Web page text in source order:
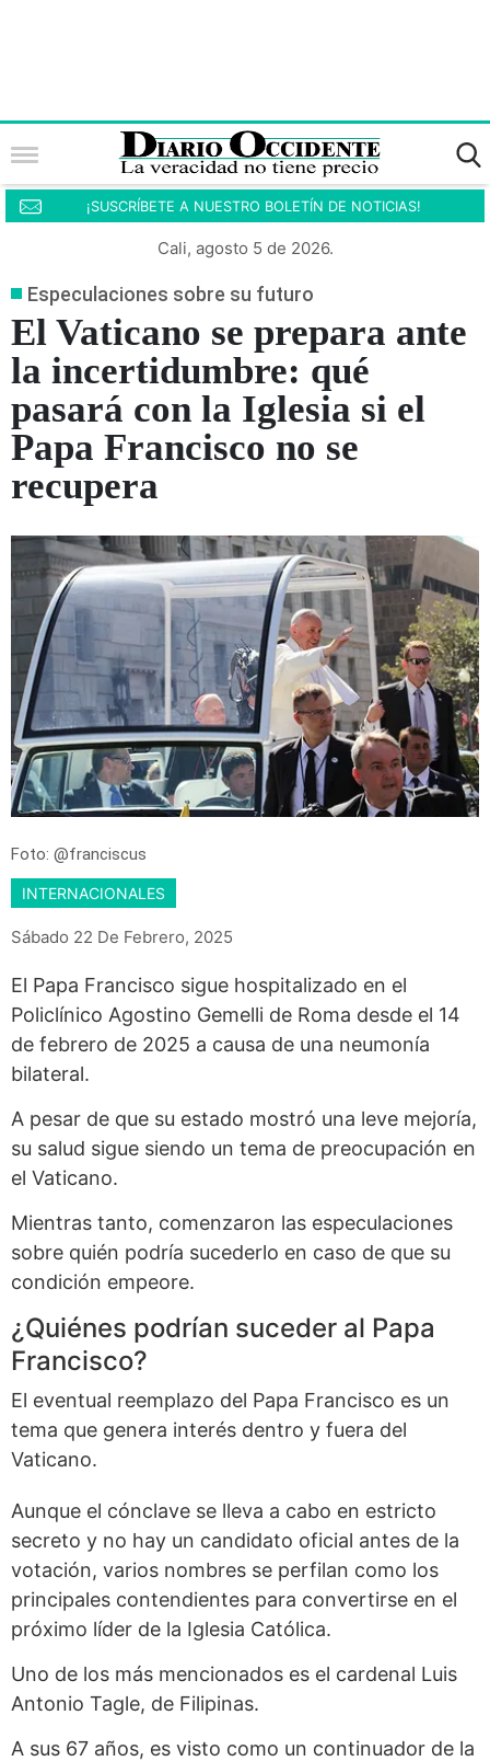
¡SUSCRÍBETE A NUESTRO BOLETÍN DE NOTICIAS!
Cali, agosto 5 de 2026.
Especulaciones sobre su futuro
El Vaticano se prepara ante
la incertidumbre: qué
pasará con la Iglesia si el
Papa Francisco no se
recupera
Foto: @franciscus
INTERNACIONALES
Sábado 22 De Febrero, 2025
El Papa Francisco sigue hospitalizado en el
Policlínico Agostino Gemelli de Roma desde el 14
de febrero de 2025 a causa de una neumonía
bilateral.
A pesar de que su estado mostró una leve mejoría,
su salud sigue siendo un tema de preocupación en
el Vaticano.
Mientras tanto, comenzaron las especulaciones
sobre quién podría sucederlo en caso de que su
condición empeore.
¿Quiénes podrían suceder al Papa
Francisco?
El eventual reemplazo del Papa Francisco es un
tema que genera interés dentro y fuera del
Vaticano.
Aunque el cónclave se lleva a cabo en estricto
secreto y no hay un candidato oficial antes de la
votación, varios nombres se perfilan como los
principales contendientes para convertirse en el
próximo líder de la Iglesia Católica.
Uno de los más mencionados es el cardenal Luis
Antonio Tagle, de Filipinas.
A sus 67 años, es visto como un continuador de la